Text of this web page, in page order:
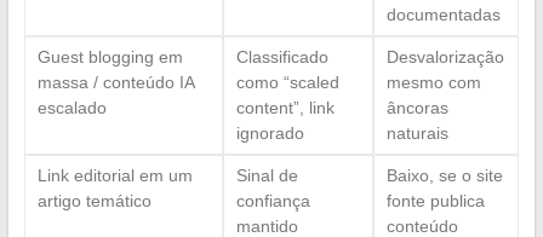
documentadas
Guest blogging em
massa / conteúdo IA
escalado
Classificado
como “scaled
content”, link
ignorado
Desvalorização
mesmo com
âncoras
naturais
Link editorial em um
artigo temático
Sinal de
confiança
mantido
Baixo, se o site
fonte publica
conteúdo